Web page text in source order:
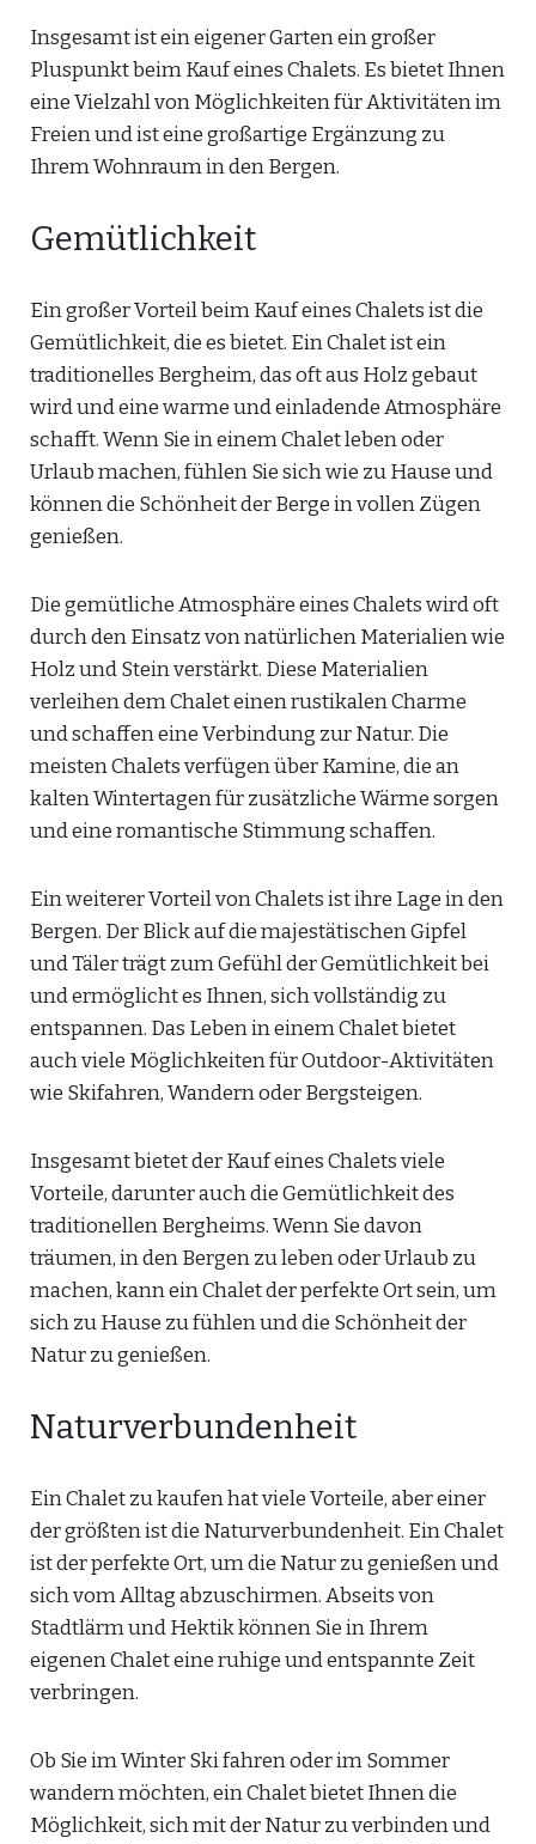
Insgesamt ist ein eigener Garten ein großer
Pluspunkt beim Kauf eines Chalets. Es bietet Ihnen
eine Vielzahl von Möglichkeiten für Aktivitäten im
Freien und ist eine großartige Ergänzung zu
Ihrem Wohnraum in den Bergen.
Gemütlichkeit
Ein großer Vorteil beim Kauf eines Chalets ist die
Gemütlichkeit, die es bietet. Ein Chalet ist ein
traditionelles Bergheim, das oft aus Holz gebaut
wird und eine warme und einladende Atmosphäre
schafft. Wenn Sie in einem Chalet leben oder
Urlaub machen, fühlen Sie sich wie zu Hause und
können die Schönheit der Berge in vollen Zügen
genießen.
Die gemütliche Atmosphäre eines Chalets wird oft
durch den Einsatz von natürlichen Materialien wie
Holz und Stein verstärkt. Diese Materialien
verleihen dem Chalet einen rustikalen Charme
und schaffen eine Verbindung zur Natur. Die
meisten Chalets verfügen über Kamine, die an
kalten Wintertagen für zusätzliche Wärme sorgen
und eine romantische Stimmung schaffen.
Ein weiterer Vorteil von Chalets ist ihre Lage in den
Bergen. Der Blick auf die majestätischen Gipfel
und Täler trägt zum Gefühl der Gemütlichkeit bei
und ermöglicht es Ihnen, sich vollständig zu
entspannen. Das Leben in einem Chalet bietet
auch viele Möglichkeiten für Outdoor-Aktivitäten
wie Skifahren, Wandern oder Bergsteigen.
Insgesamt bietet der Kauf eines Chalets viele
Vorteile, darunter auch die Gemütlichkeit des
traditionellen Bergheims. Wenn Sie davon
träumen, in den Bergen zu leben oder Urlaub zu
machen, kann ein Chalet der perfekte Ort sein, um
sich zu Hause zu fühlen und die Schönheit der
Natur zu genießen.
Naturverbundenheit
Ein Chalet zu kaufen hat viele Vorteile, aber einer
der größten ist die Naturverbundenheit. Ein Chalet
ist der perfekte Ort, um die Natur zu genießen und
sich vom Alltag abzuschirmen. Abseits von
Stadtlärm und Hektik können Sie in Ihrem
eigenen Chalet eine ruhige und entspannte Zeit
verbringen.
Ob Sie im Winter Ski fahren oder im Sommer
wandern möchten, ein Chalet bietet Ihnen die
Möglichkeit, sich mit der Natur zu verbinden und